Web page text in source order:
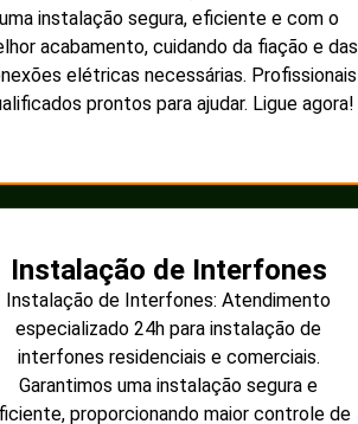
uma instalação segura, eficiente e com o
acabamento, cuidando da fiação e das
elétricas necessárias. Profissionais
prontos para ajudar. Ligue agora!
Instalação de Interfones
Instalação de Interfones: Atendimento
especializado 24h para instalação de
interfones residenciais e comerciais.
Garantimos uma instalação segura e
proporcionando maior controle de